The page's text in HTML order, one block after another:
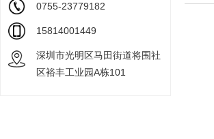
0755-23779182
15814001449
深圳市光明区马田街道将围社
区裕丰工业园A栋101